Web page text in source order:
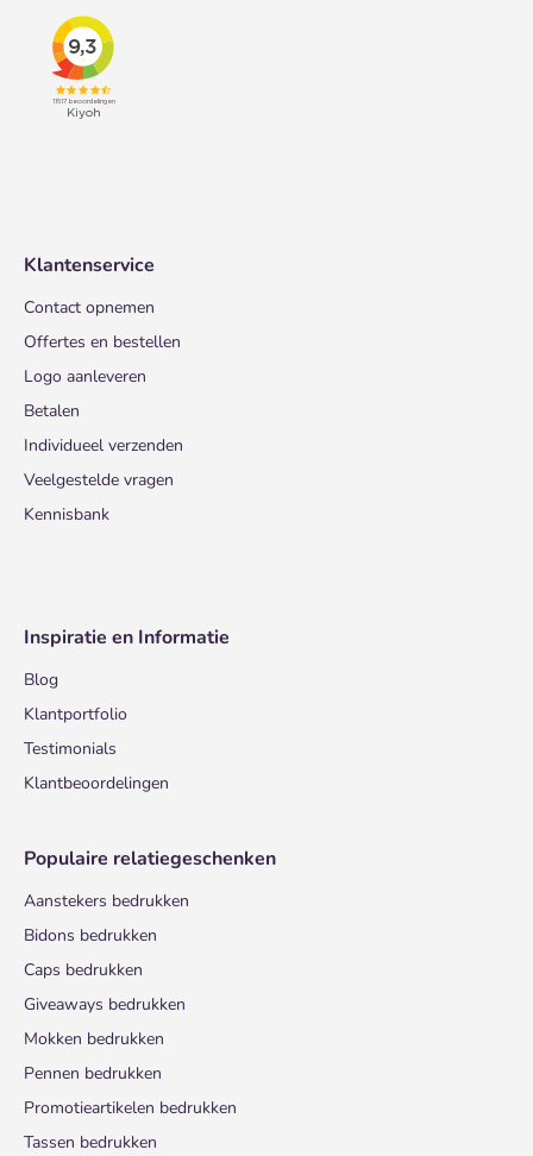
Klantenservice
Contact opnemen
Offertes en bestellen
Logo aanleveren
Betalen
Individueel verzenden
Veelgestelde vragen
Kennisbank
Inspiratie en Informatie
Blog
Klantportfolio
Testimonials
Klantbeoordelingen
Populaire relatiegeschenken
Aanstekers bedrukken
Bidons bedrukken
Caps bedrukken
Giveaways bedrukken
Mokken bedrukken
Pennen bedrukken
Promotieartikelen bedrukken
Tassen bedrukken